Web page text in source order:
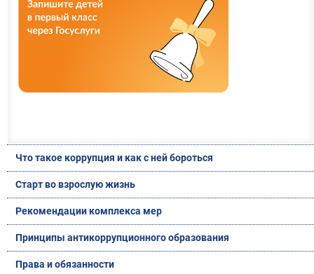
Что такое коррупция и как с ней бороться
Старт во взрослую жизнь
Рекомендации комплекса мер
Принципы антикоррупционного образования
Права и обязанности